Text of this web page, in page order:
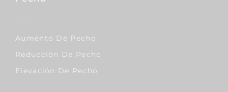
Aumento De Pecho
Reducción De Pecho
Elevación De Pecho